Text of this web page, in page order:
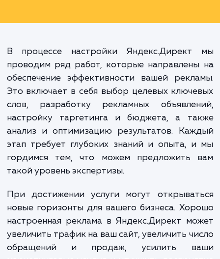
инструмент для
повышения вашей
увеличения ваших
расширения вашего бизнеса.
В процессе настройки
проводим ряд работ, которые
обеспечение эффективности вашей
Это включает в себя выбор целевых
слов, разработку рекламных
настройку таргетинга и бюджета, а